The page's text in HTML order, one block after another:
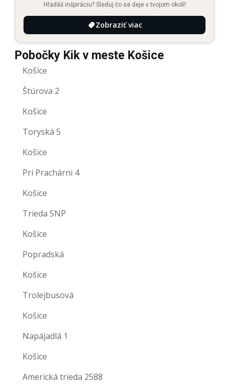
Hľadáš inšpiráciu? Sleduj čo sa deje v tvojom okolí!
Zobraziť viac
Pobočky Kik v meste Košice
Košice
Štúrova 2
Košice
Toryská 5
Košice
Pri Prachárni 4
Košice
Trieda SNP
Košice
Popradská
Košice
Trolejbusová
Košice
Napájadlá 1
Košice
Americká trieda 2588